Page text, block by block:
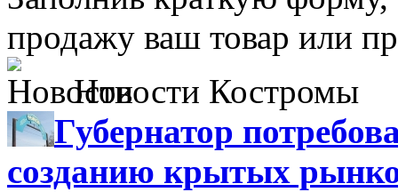
продажу ваш товар или
Новости Костромы
Губернатор
созданию крытых